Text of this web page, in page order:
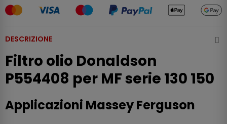
DESCRIZIONE
Filtro olio Donaldson
P554408 per MF serie 130 150
Applicazioni Massey Ferguson